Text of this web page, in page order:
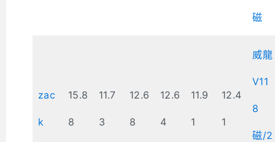
磁
zac
k
15.8
8
11.7
3
12.6
8
12.6
4
11.9
1
12.4
1
威龍
V11
8
磁/2